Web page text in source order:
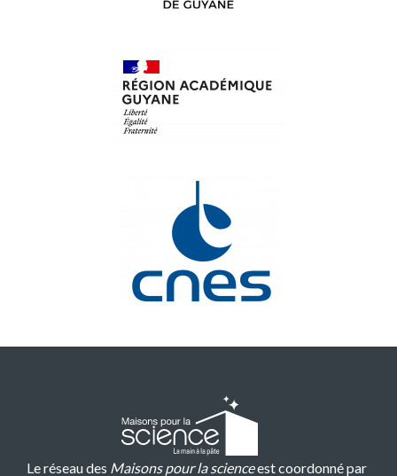
Le réseau des Maisons pour la scienceest coordonné par